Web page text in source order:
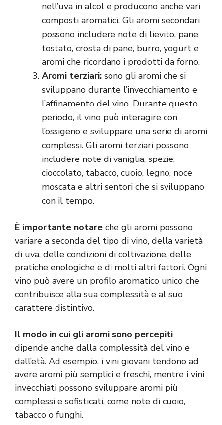
nell’uva in alcol e producono anche vari
composti aromatici. Gli aromi secondari
possono includere note di lievito, pane
tostato, crosta di pane, burro, yogurt e
aromi che ricordano i prodotti da forno.
Aromi terziari: sono gli aromi che si
sviluppano durante l’invecchiamento e
l’affinamento del vino. Durante questo
periodo, il vino può interagire con
l’ossigeno e sviluppare una serie di aromi
complessi. Gli aromi terziari possono
includere note di vaniglia, spezie,
cioccolato, tabacco, cuoio, legno, noce
moscata e altri sentori che si sviluppano
con il tempo.
È importante notare che gli aromi possono
variare a seconda del tipo di vino, della varietà
di uva, delle condizioni di coltivazione, delle
pratiche enologiche e di molti altri fattori. Ogni
vino può avere un profilo aromatico unico che
contribuisce alla sua complessità e al suo
carattere distintivo.
Il modo in cui gli aromi sono percepiti
dipende anche dalla complessità del vino e
dall’età. Ad esempio, i vini giovani tendono ad
avere aromi più semplici e freschi, mentre i vini
invecchiati possono sviluppare aromi più
complessi e sofisticati, come note di cuoio,
tabacco o funghi.